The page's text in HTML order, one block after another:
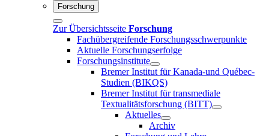
Forschung
Zur Übersichtsseite Forschung
Fachübergreifende Forschungsschwerpunkte
Aktuelle Forschungserfolge
Forschungsinstitute
Bremer Institut für Kanada-und Québec-
Studien (BIKQS)
Bremer Institut für transmediale
Textualitätsforschung (BITT)
Aktuelles
Archiv